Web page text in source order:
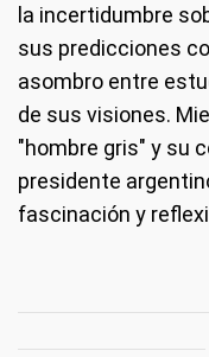
la incertidumbre
sus predicciones
asombro entre
de sus visiones.
"hombre gris" y su
presidente
fascinación y